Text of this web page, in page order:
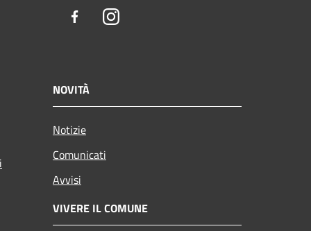
FacebookInstagram
NOVITÀ
Notizie
Comunicati
Avvisi
VIVERE IL COMUNE